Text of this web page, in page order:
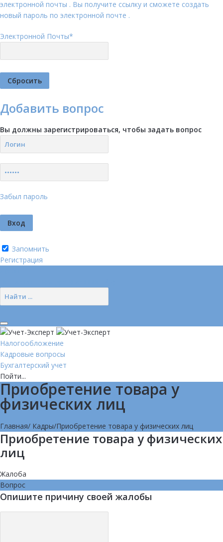
электронной почты . Вы получите ссылку и сможете создать
новый пароль по электронной почте .
Электронной Почты*
Добавить вопрос
Вы должны зарегистрироваться, чтобы задать вопрос
Забыл пароль
Запомнить
Регистрация
Налогообложение
Кадровые вопросы
Бухгалтерский учет
Пойти...
Приобретение товара у
физических лиц
Главная/ Кадры/Приобретение товара у физических лиц
Приобретение товара у физических
лиц
Жалоба
Вопрос
Опишите причину своей жалобы